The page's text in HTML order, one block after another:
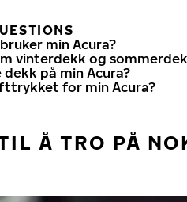
min Acura?
vinterdekk og
på min Acura?
for min Acura?
Å TRO PÅ